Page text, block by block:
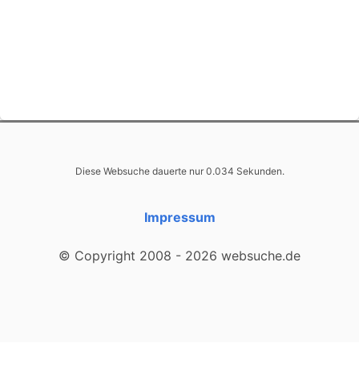
Diese Websuche dauerte nur 0.034 Sekunden.
Impressum
© Copyright 2008 - 2026 websuche.de